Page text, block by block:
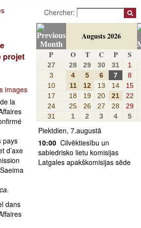
projet
images
la
pays
d’axe
.
dans
Chercher:
Augusts 2026
P
O T C P S
27 28 29 30 31 1
3
4 5 6 7 8
10
11 12 13 14 15
17
18 19 20 21 22
24
25 26 27 28 29
31
1 2 3 4 5
Piektdien, 7.augustā
10:00 Cilvēktiesību un
sabiedrisko lietu komisijas
Latgales apakškomisijas sēde